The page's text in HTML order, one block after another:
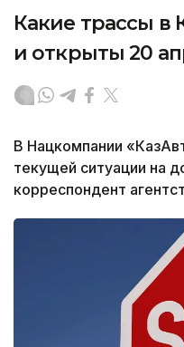
Какие трассы в
и открыты 20
В Нацкомпании
текущей ситуации на
корреспондент